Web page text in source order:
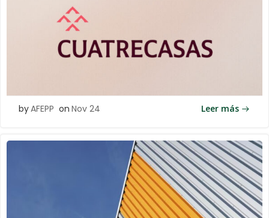
byAFEPP on Nov 24 Leer más